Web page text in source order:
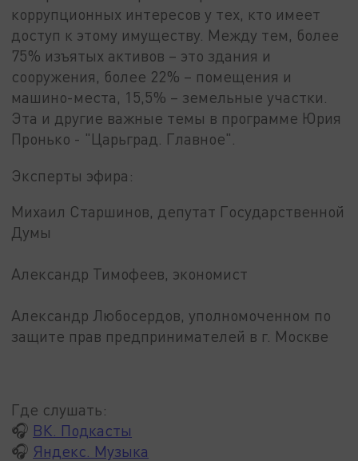
коррупционных интересов у тех, кто имеет
доступ к этому имуществу. Между тем, более
75% изъятых активов – это здания и
сооружения, более 22% – помещения и
машино-места, 15,5% – земельные участки.
Эта и другие важные темы в программе Юрия
Пронько - "Царьград. Главное".
Эксперты эфира:
Михаил Старшинов, депутат Государственной
Думы
Александр Тимофеев, экономист
Александр Любосердов, уполномоченном по
защите прав предпринимателей в г. Москве
Где слушать:
🎧 ВК. Подкасты
🎧 Яндекс. Музыка